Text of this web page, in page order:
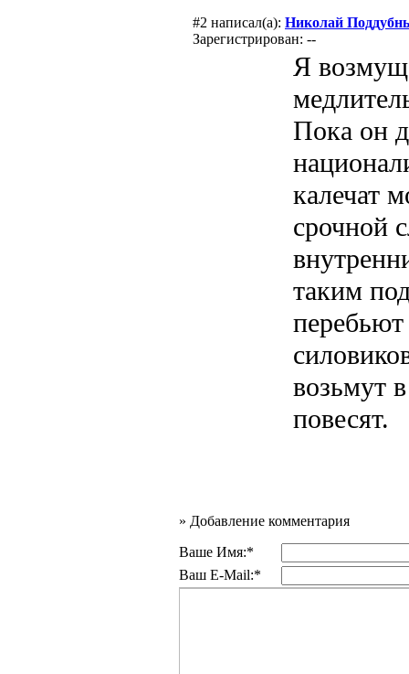
#2 написал(а): Николай
Зарегистрирован: --
Я
Пока он
калечат
срочной
таким
перебьют
возьмут
повесят.
» Добавление комментария
Ваше Имя:*
Ваш E-Mail:*